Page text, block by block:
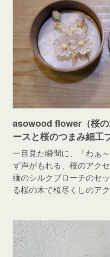
asowood flower（桜
ースと桜のつまみ細工
一目見た瞬間に、「わぁ
ず声がもれる、桜のアク
緬のシルクブローチのセ
る桜の木で桜尽くしのア